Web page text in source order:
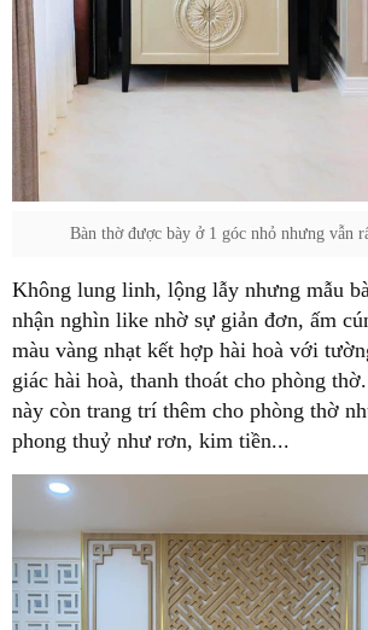
Bàn thờ được bày ở 1 góc nhỏ nhưng vẫn
Không lung linh, lộng lẫy nhưng mẫu
nhận nghìn like nhờ sự giản đơn, ấm
màu vàng nhạt kết hợp hài hoà với
giác hài hoà, thanh thoát cho phòng
này còn trang trí thêm cho phòng thờ
phong thuỷ như rơn, kim tiền...